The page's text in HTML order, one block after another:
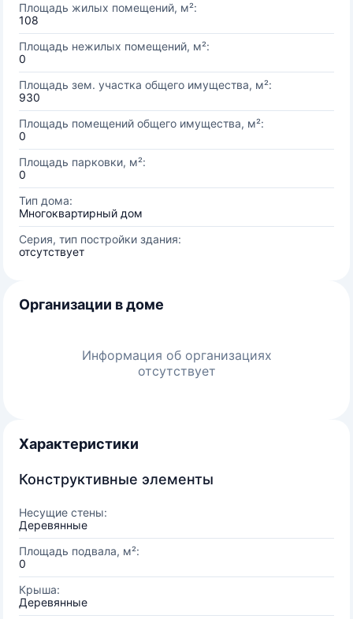
Площадь жилых помещений, м²:
108
Площадь нежилых помещений, м²:
0
Площадь зем. участка общего имущества, м²:
930
Площадь помещений общего имущества, м²:
0
Площадь парковки, м²:
0
Тип дома:
Многоквартирный дом
Серия, тип постройки здания:
отсутствует
Организации в доме
Информация об организациях
отсутствует
Характеристики
Конструктивные элементы
Несущие стены:
Деревянные
Площадь подвала, м²:
0
Крыша:
Деревянные